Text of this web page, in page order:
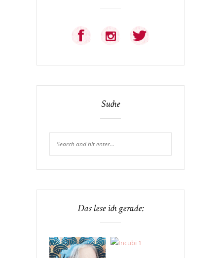
Suche
Das lese ich gerade: